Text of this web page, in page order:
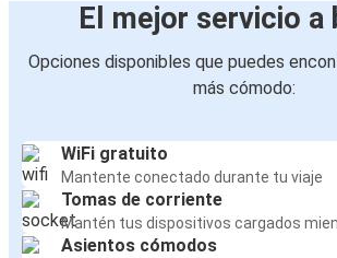
El mejor servicio a
Opciones disponibles que puedes
más cómodo:
WiFi gratuito
Mantente conectado durante tu viaje
Tomas de corriente
Mantén tus dispositivos cargados
Asientos cómodos